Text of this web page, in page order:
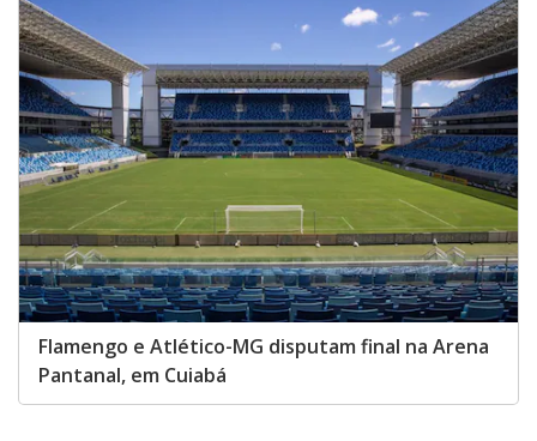
Flamengo e Atlético-MG disputam final na Arena
Pantanal, em Cuiabá